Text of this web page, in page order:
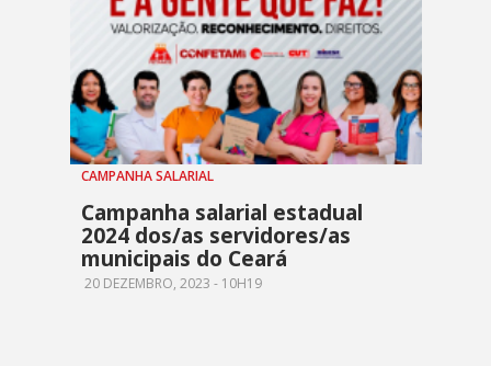
CAMPANHA SALARIAL
Campanha salarial estadual
2024 dos/as servidores/as
municipais do Ceará
20 DEZEMBRO, 2023 - 10H19